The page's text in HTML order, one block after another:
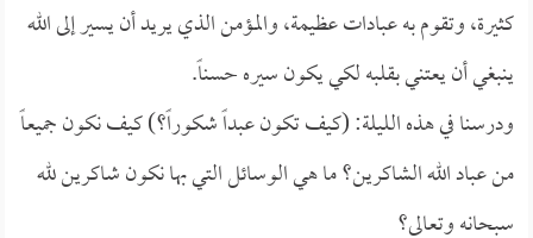
كثيرة، وتقوم به عبادات عظيمة، والمؤمن الذي يريد أن يسير إلى الله
ينبغي أن يعتني بقلبه لكي يكون سيره حسناً.
ودرسنا في هذه الليلة: (كيف تكون عبداً شكوراً؟) كيف نكون جميعاً
من عباد الله الشاكرين؟ ما هي الوسائل التي بها نكون شاكرين لله
سبحانه وتعالى؟